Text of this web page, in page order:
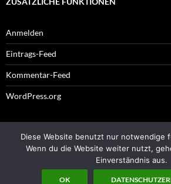
Anmelden
Eintrags-Feed
Kommentar-Feed
WordPress.org
Impressum
Diese Website benutzt nur notwendige
Wenn du die Website weiter nutzt,
Einverständnis aus.
OK